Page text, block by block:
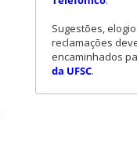
Sugestões,
reclamações
encaminhados
da UFSC.